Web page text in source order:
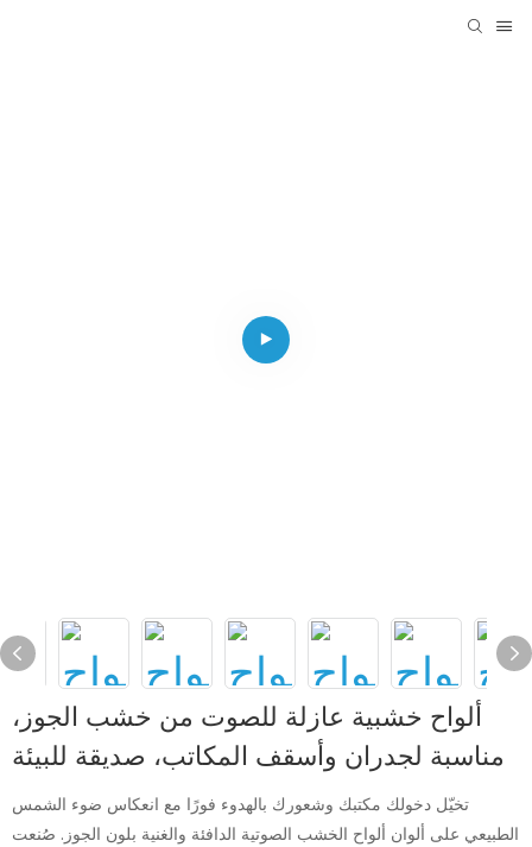
ألواح خشبية عازلة للصوت من خشب الجوز،
مناسبة لجدران وأسقف المكاتب، صديقة للبيئة
تخيّل دخولك مكتبك وشعورك بالهدوء فورًا مع انعكاس ضوء الشمس
الطبيعي على ألوان ألواح الخشب الصوتية الدافئة والغنية بلون الجوز. صُنعت